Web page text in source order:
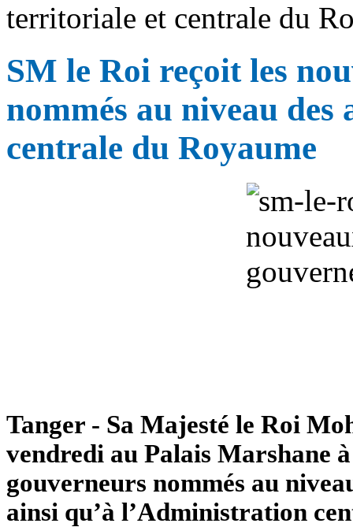
territoriale et centrale du
SM le Roi reçoit les
nommés au niveau
centrale du Royaume
Tanger - Sa Majesté le Roi
vendredi au Palais Marshane
gouverneurs nommés au
ainsi qu’à l’Administration